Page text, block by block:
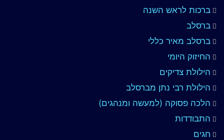
ברכות לראש השנה
ברסלב
ברסלב מאיר כללי
החיזוק היומי
הילולת צדיקים
הילולת רבי נתן מברסלב
הלכה פסוקה (למעשה ומנהגים)
התבודדות
חגים